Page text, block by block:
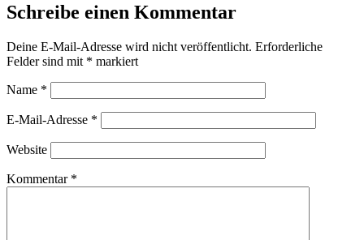
Schreibe einen Kommentar
Deine E-Mail-Adresse wird nicht veröffentlicht. Erforderliche
Felder sind mit * markiert
Name *
E-Mail-Adresse *
Website
Kommentar *